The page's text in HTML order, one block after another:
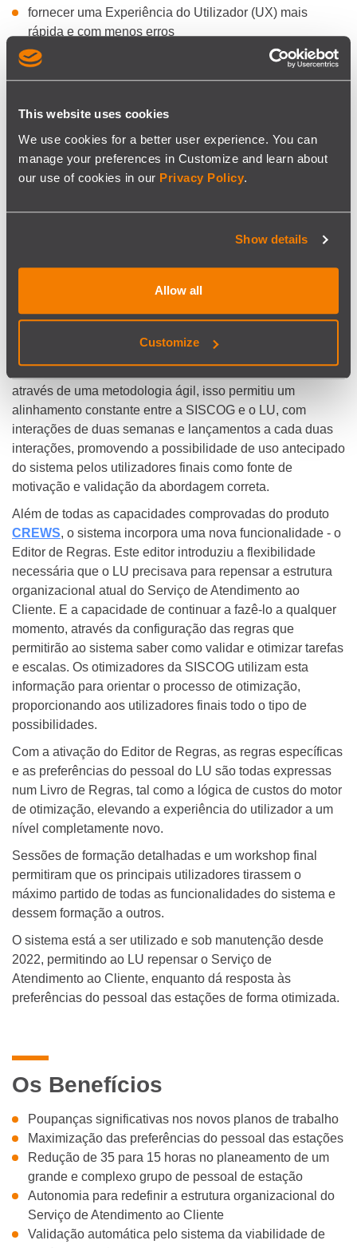
This website uses cookies
We use cookies for a better user experience. You can
manage your preferences in Customize and learn about
our use of cookies in our Privacy Policy.
Show details
Allow all
Customize
fornecer uma Experiência do Utilizador (UX) mais
rápida e com menos erros
gerar dados para sistemas SAP
gerar relatórios-chave
A Solução
desenvolvimento de um sistema, baseado nos módulos
sistema TSS de 2008 para o planeamento de maquinistas
A abordagem do projeto baseou-se numa filosofia de
uma parceria, onde não existiam duas equipas típicas de
através de uma metodologia ágil, isso permitiu um
alinhamento constante entre a SISCOG e o LU, com
interações de duas semanas e lançamentos a cada duas
interações, promovendo a possibilidade de uso antecipado
do sistema pelos utilizadores finais como fonte de
motivação e validação da abordagem correta.
Além de todas as capacidades comprovadas do produto
CREWS, o sistema incorpora uma nova funcionalidade - o
Editor de Regras. Este editor introduziu a flexibilidade
necessária que o LU precisava para repensar a estrutura
organizacional atual do Serviço de Atendimento ao
Cliente. E a capacidade de continuar a fazê-lo a qualquer
momento, através da configuração das regras que
permitirão ao sistema saber como validar e otimizar tarefas
e escalas. Os otimizadores da SISCOG utilizam esta
informação para orientar o processo de otimização,
proporcionando aos utilizadores finais todo o tipo de
possibilidades.
Com a ativação do Editor de Regras, as regras específicas
e as preferências do pessoal do LU são todas expressas
num Livro de Regras, tal como a lógica de custos do motor
de otimização, elevando a experiência do utilizador a um
nível completamente novo.
Sessões de formação detalhadas e um workshop final
permitiram que os principais utilizadores tirassem o
máximo partido de todas as funcionalidades do sistema e
dessem formação a outros.
O sistema está a ser utilizado e sob manutenção desde
2022, permitindo ao LU repensar o Serviço de
Atendimento ao Cliente, enquanto dá resposta às
preferências do pessoal das estações de forma otimizada.
Os Benefícios
Poupanças significativas nos novos planos de trabalho
Maximização das preferências do pessoal das estações
Redução de 35 para 15 horas no planeamento de um
grande e complexo grupo de pessoal de estação
Autonomia para redefinir a estrutura organizacional do
Serviço de Atendimento ao Cliente
Validação automática pelo sistema da viabilidade de